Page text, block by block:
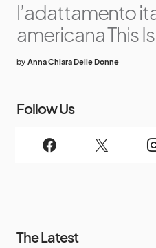
l’adattamento
americana This
by Anna Chiara Delle Donne
Follow Us
The Latest